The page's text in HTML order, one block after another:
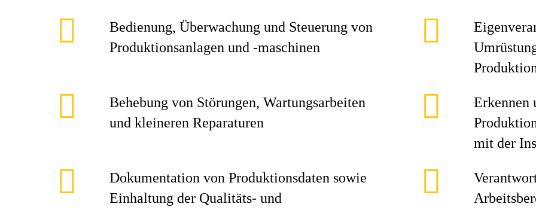
Bedienung, Überwachung und Steuerung von
Produktionsanlagen und -maschinen
Behebung von Störungen, Wartungsarbeiten
und kleineren Reparaturen
Erkennen
mit der
Dokumentation von Produktionsdaten sowie
Einhaltung der Qualitäts- und